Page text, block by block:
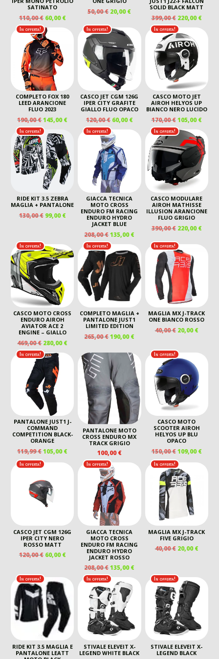
SATINATO
110,00€ IL
PREZZO
ORIGINALE
ERA:
110,00 €.
60,00€IL
PREZZO
ATTUALE
60,00 €.
50,00€ IL
ORIGINALE
ERA:
50,00 €.
20,00€IL
PREZZO
ATTUALE
20,00 €.
SOLID BLACK MATT
399,00€ IL
PREZZO
ORIGINALE
ERA:
399,00 €.
220,00€IL
In offerta!
COMPLETO FOX 180
LEED ARANCIONE
FLUO 2023
190,00€IL
PREZZO
ORIGINALE
ERA:
190,00 €.
145,00€IL
PREZZO
ATTUALE
145,00 €.
In offerta!
CASCO JET CGM 126G
IPER CITY GRAFITE
GIALLO FLUO OPACO
120,00€ IL
PREZZO
ORIGINALE
ERA:
120,00 €.
60,00€IL
PREZZO
ATTUALE
60,00 €.
In offerta!
CASCO MOTO JET
AIROH HELYOS UP
BIANCO NERO LUCIDO
170,00€ IL
PREZZO
ORIGINALE
ERA:
170,00 €.
105,00€IL
È:
In offerta!
RIDE KIT 3.5 ZEBRA
MAGLIA + PANTALONE
130,00€ IL
130,00 €.
99,00€IL
ATTUALE
99,00 €.
In offerta!
GIACCA TECNICA
MOTO CROSS
ENDURO FM RACING
ENDURO HYDRO
JACKET BLUE
208,00€IL
PREZZO
ORIGINALE
ERA:
208,00 €.
135,00€IL
PREZZO
ATTUALE
È:
135,00 €.
In offerta!
CASCO MODULARE
AIROH MATHISSE
ILLUSION ARANCIONE
FLUO GRIGIO
390,00€ IL
ORIGINALE
ERA:
390,00 €.
220,00€IL
In offerta!
CASCO MOTO CROSS
ENDURO AIROH
AVIATOR ACE 2
ENGINE – GIALLO
469,00€ IL
PREZZO
ORIGINALE
ERA:
469,00 €.
280,00€IL
PREZZO
ATTUALE
280,00 €.
In offerta!
COMPLETO MAGLIA +
PANTALONE JUST1
LIMITED EDITION
265,00€IL
ORIGINALE
ERA:
265,00 €.
190,00€IL
ATTUALE
È:
190,00 €.
In offerta!
MAGLIA MX J-TRACK
ONE BIANCO ROSSO
40,00€ IL
ERA:
40,00 €.
20,00€IL
È:
20,00
In offerta!
PANTALONE JUST1 J-
COMMAND
COMPETITION BLACK-
ORANGE
119,99€IL
PREZZO
ORIGINALE
119,99 €.
105,00€IL
PREZZO
ATTUALE
PANTALONE MOTO
CROSS ENDURO MX
TRACK GRIGIO
100,00€
In offerta!
CASCO MOTO
SCOOTER AIROH
HELYOS UP BLU
OPACO
150,00€ IL
PREZZO
ORIGINALE
ERA:
150,00 €.
109,00€IL
In offerta!
CASCO JET CGM 126G
IPER CITY NERO
ROSSO MATT
120,00€ IL
ERA:
120,00 €.
60,00€IL
PREZZO
ATTUALE
È:
60,00 €.
In offerta!
GIACCA TECNICA
MOTO CROSS
ENDURO FM RACING
ENDURO HYDRO
JACKET ROSSO
208,00€IL
PREZZO
ORIGINALE
ERA:
208,00 €.
135,00€IL
PREZZO
ATTUALE
135,00 €.
In offerta!
MAGLIA MX J-TRACK
FIVE GRIGIO
40,00€ IL
ERA:
40,00 €.
20,00€IL
20,00
In offerta!
RIDE KIT 3.5 MAGLIA E
PANTALONE LEATT
In offerta!
STIVALE ELEVEIT X-
LEGEND WHITE BLACK
In offerta!
STIVALE ELEVEIT X-
LEGEND BLACK